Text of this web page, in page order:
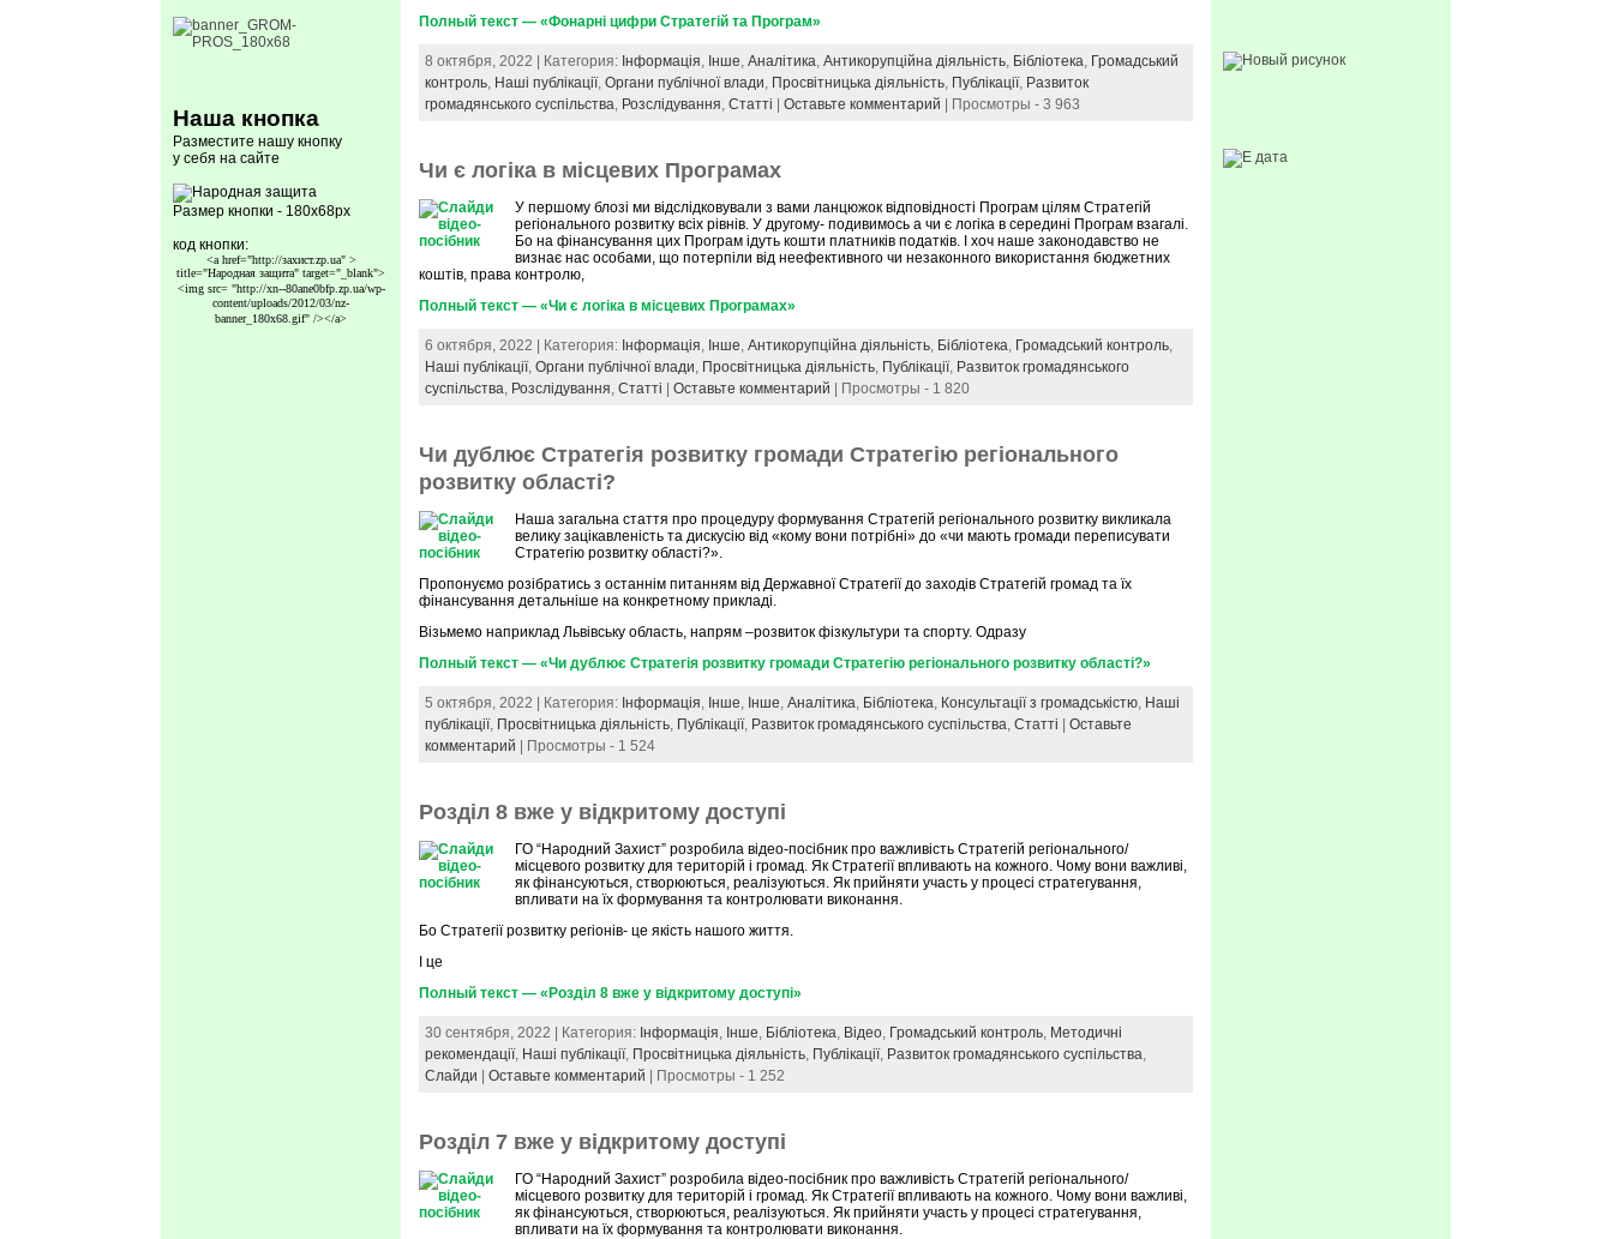
Наша кнопка
Разместите нашу кнопку
у себя на сайте
Размер кнопки - 180x68px
код кнопки:
<a href="http://захист.zp.ua" >
title="Народная защита" target="_blank">
<img src= "http://xn--80ane0bfp.zp.ua/wp-
content/uploads/2012/03/nz-
banner_180x68.gif" /></a>
Полный текст — «Фонарні цифри Стратегій та Програм»
8 октября, 2022 | Категория: Інформація, Інше,Аналітика,Антикорупційна діяльність, Бібліотека, Громадський
контроль, Наші публікації,Органи публічної влади, Просвітницька діяльність, Публікації, Развиток
громадянського суспільства, Розслідування,Статті |Оставьте комментарий | Просмотры - 3 963
Чи є логіка в місцевих Програмах
У першому блозі ми відслідковували з вами ланцюжок відповідності Програм цілям Стратегій
регіонального розвитку всіх рівнів. У другому- подивимось а чи є логіка в середині Програм взагалі.
Бо на фінансування цих Програм ідуть кошти платників податків. І хоч наше законодавство не
визнає нас особами, що потерпіли від неефективного чи незаконного використання бюджетних
коштів, права контролю,
Полный текст — «Чи є логіка в місцевих Програмах»
6 октября, 2022 | Категория: Інформація, Інше,Антикорупційна діяльність, Бібліотека, Громадський контроль,
Наші публікації,Органи публічної влади, Просвітницька діяльність, Публікації, Развиток громадянського
суспільства, Розслідування,Статті |Оставьте комментарий | Просмотры - 1 820
Чи дублює Стратегія розвитку громади Стратегію регіонального
розвитку області?
Наша загальна стаття про процедуру формування Стратегій регіонального розвитку викликала
велику зацікавленість та дискусію від «кому вони потрібні» до «чи мають громади переписувати
Стратегію розвитку області?».
Пропонуємо розібратись з останнім питанням від Державної Стратегії до заходів Стратегій громад та їх
фінансування детальніше на конкретному прикладі.
Візьмемо наприклад Львівську область, напрям –розвиток фізкультури та спорту. Одразу
Полный текст — «Чи дублює Стратегія розвитку громади Стратегію регіонального розвитку області?»
5 октября, 2022 | Категория: Інформація, Інше, Інше,Аналітика, Бібліотека, Консультації з громадськістю, Наші
публікації, Просвітницька діяльність, Публікації, Развиток громадянського суспільства,Статті |Оставьте
комментарий
| Просмотры - 1 524
Розділ 8 вже у відкритому доступі
ГО “Народний Захист” розробила відео-посібник про важливість Стратегій регіонального/
місцевого розвитку для територій і громад. Як Стратегії впливають на кожного. Чому вони важливі,
як фінансуються, створюються, реалізуються. Як прийняти участь у процесі стратегування,
впливати на їх формування та контролювати виконання.
Бо Стратегії розвитку регіонів- це якість нашого життя.
І це
Полный текст — «Розділ 8 вже у відкритому доступі»
30 сентября, 2022 | Категория: Інформація, Інше, Бібліотека, Відео, Громадський контроль, Методичні
рекомендації, Наші публікації, Просвітницька діяльність, Публікації, Развиток громадянського суспільства,
Слайди
|Оставьте комментарий | Просмотры - 1 252
Розділ 7 вже у відкритому доступі
ГО “Народний Захист” розробила відео-посібник про важливість Стратегій регіонального/
місцевого розвитку для територій і громад. Як Стратегії впливають на кожного. Чому вони важливі,
як фінансуються, створюються, реалізуються. Як прийняти участь у процесі стратегування,
впливати на їх формування та контролювати виконання.